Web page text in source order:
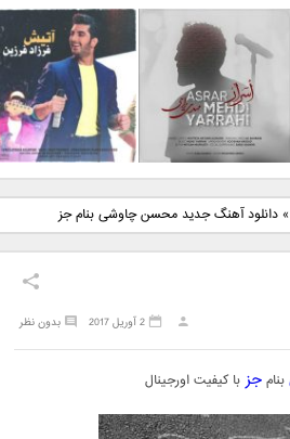
دانلود آهنگ جدید مهدی
یراحی بنام اسرار
دانلود آهنگ جدید فرزاد
فرزین بنام آتیش
»دانلود آهنگ جدید محسن چاوشی بنام جز
بدون نظر 2 آوریل 2017
بنامجزبا کیفیت اورجینال